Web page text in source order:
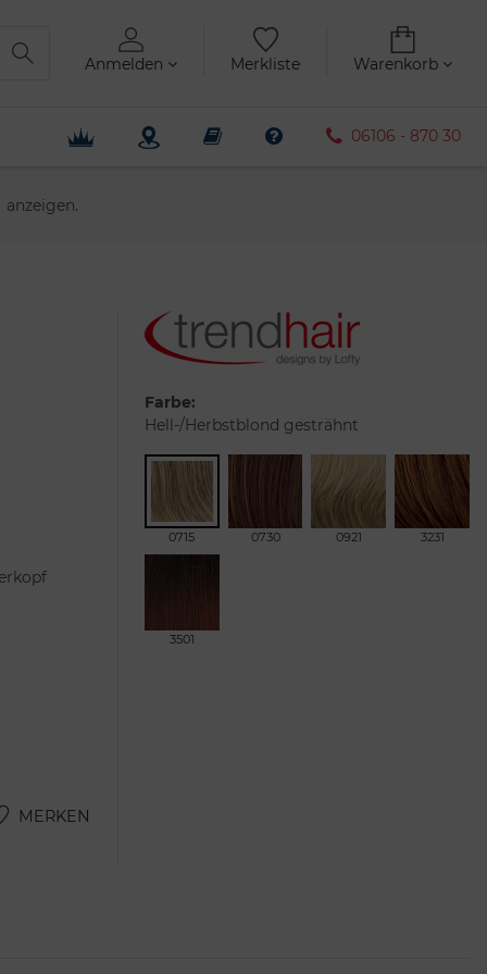
Anmelden Merkliste Warenkorb
06106 - 870 30
anzeigen.
MERKEN
Farbe:
Hell-/Herbstblond gesträhnt
0715 0730 0921 3231
3501